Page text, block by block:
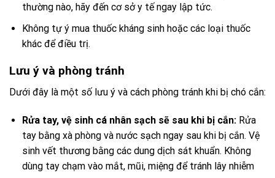
thường nào, hãy đến cơ sở y tế ngay lập tức.
Không tự ý mua thuốc kháng sinh hoặc các loại thuốc
khác để điều trị.
Lưu ý và phòng tránh
Dưới đây là một số lưu ý và cách phòng tránh khi bị chó cắn:
Rửa tay, vệ sinh cá nhân sạch sẽ sau khi bị cắn:Rửa
tay bằng xà phòng và nước sạch ngay sau khi bị cắn. Vệ
sinh vết thương bằng các dung dịch sát khuẩn. Không
dùng tay chạm vào mắt, mũi, miệng để tránh lây nhiễm